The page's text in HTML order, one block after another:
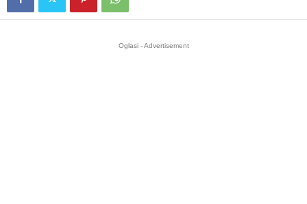
Oglasi - Advertisement